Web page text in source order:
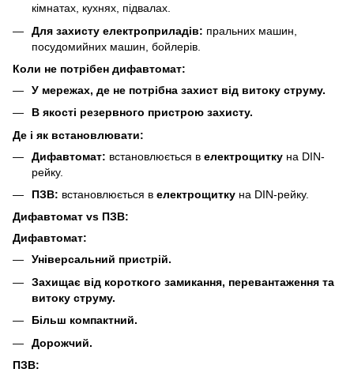
кімнатах, кухнях, підвалах.
Для захисту електроприладів: пральних машин,
посудомийних машин, бойлерів.
Коли не потрібен дифавтомат:
У мережах, де не потрібна захист від витоку струму.
В якості резервного пристрою захисту.
Де і як встановлювати:
Дифавтомат: встановлюється в електрощитку на DIN-
рейку.
ПЗВ: встановлюється в електрощитку на DIN-рейку.
Дифавтомат vs ПЗВ:
Дифавтомат:
Універсальний пристрій.
Захищає від короткого замикання, перевантаження та
витоку струму.
Більш компактний.
Дорожчий.
ПЗВ: